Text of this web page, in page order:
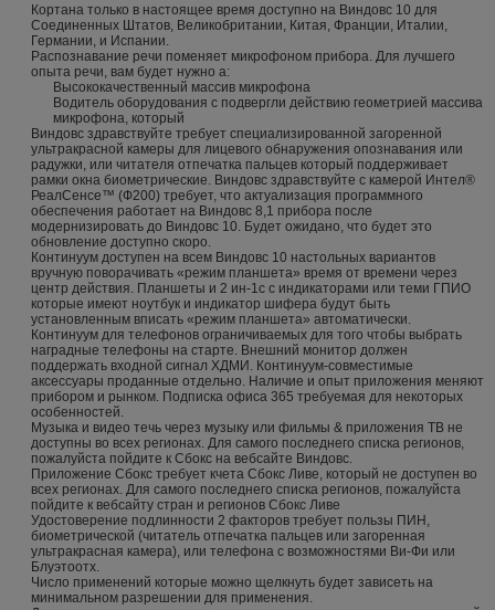
Кортана только в настоящее время доступно на Виндовс 10 для
Соединенных Штатов, Великобритании, Китая, Франции, Италии,
Германии, и Испании.
Распознавание речи поменяет микрофоном прибора. Для лучшего
опыта речи, вам будет нужно а:
Высококачественный массив микрофона
Водитель оборудования с подвергли действию геометрией массива
микрофона, который
Виндовс здравствуйте требует специализированной загоренной
ультракрасной камеры для лицевого обнаружения опознавания или
радужки, или читателя отпечатка пальцев который поддерживает
рамки окна биометрические. Виндовс здравствуйте с камерой Интел®
РеалСенсе™ (Ф200) требует, что актуализация программного
обеспечения работает на Виндовс 8,1 прибора после
модернизировать до Виндовс 10. Будет ожидано, что будет это
обновление доступно скоро.
Континуум доступен на всем Виндовс 10 настольных вариантов
вручную поворачивать «режим планшета» время от времени через
центр действия. Планшеты и 2 ин-1с с индикаторами или теми ГПИО
которые имеют ноутбук и индикатор шифера будут быть
установленным вписать «режим планшета» автоматически.
Континуум для телефонов ограничиваемых для того чтобы выбрать
наградные телефоны на старте. Внешний монитор должен
поддержать входной сигнал ХДМИ. Континуум-совместимые
аксессуары проданные отдельно. Наличие и опыт приложения меняют
прибором и рынком. Подписка офиса 365 требуемая для некоторых
особенностей.
Музыка и видео течь через музыку или фильмы & приложения ТВ не
доступны во всех регионах. Для самого последнего списка регионов,
пожалуйста пойдите к Сбокс на вебсайте Виндовс.
Приложение Сбокс требует кчета Сбокс Ливе, который не доступен во
всех регионах. Для самого последнего списка регионов, пожалуйста
пойдите к вебсайту стран и регионов Сбокс Ливе
Удостоверение подлинности 2 факторов требует пользы ПИН,
биометрической (читатель отпечатка пальцев или загоренная
ультракрасная камера), или телефона с возможностями Ви-Фи или
Блуэтоотх.
Число применений которые можно щелкнуть будет зависеть на
минимальном разрешении для применения.